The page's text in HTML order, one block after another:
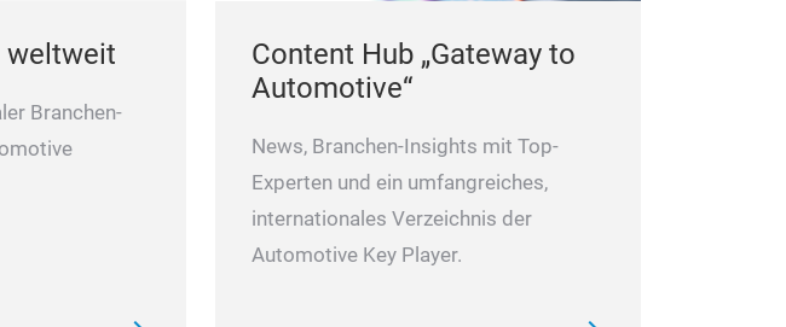
weltweit
Branchen-
Content Hub „Gateway to
Automotive“
News, Branchen-Insights mit Top-
Experten und ein umfangreiches,
internationales Verzeichnis der
Automotive Key Player.